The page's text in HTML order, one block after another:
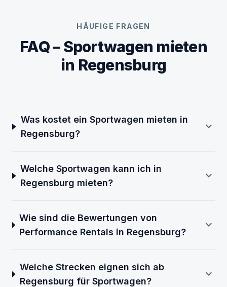
HÄUFIGE FRAGEN
FAQ – Sportwagen mieten
in Regensburg
Was kostet ein Sportwagen mieten in
Regensburg?
expand_more
Welche Sportwagen kann ich in
Regensburg mieten?
expand_more
Wie sind die Bewertungen von
Performance Rentals in Regensburg?
expand_more
Welche Strecken eignen sich ab
Regensburg für Sportwagen?
expand_more